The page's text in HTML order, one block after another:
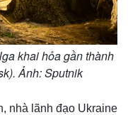
khai hỏa gần thành
Ảnh: Sputnik
nhà lãnh đạo Ukraine